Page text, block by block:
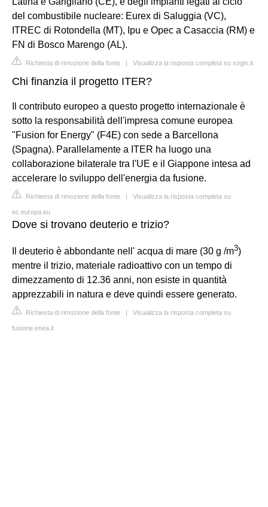
del combustibile nucleare: Eurex di Saluggia (VC),
ITREC di Rotondella (MT), Ipu e Opec a Casaccia (RM) e
FN di Bosco Marengo (AL).
Richiesta di rimozione della fonte | Visualizza la risposta completa su sogin.it
Chi finanzia il progetto ITER?
Il contributo europeo a questo progetto internazionale è
sotto la responsabilità dell'impresa comune europea
"Fusion for Energy" (F4E) con sede a Barcellona
(Spagna). Parallelamente a ITER ha luogo una
collaborazione bilaterale tra l'UE e il Giappone intesa ad
accelerare lo sviluppo dell'energia da fusione.
Richiesta di rimozione della fonte | Visualizza la risposta completa su
ec.europa.eu
Dove si trovano deuterio e trizio?
Il deuterio è abbondante nell' acqua di mare (30 g /m3)
mentre il trizio, materiale radioattivo con un tempo di
dimezzamento di 12.36 anni, non esiste in quantità
apprezzabili in natura e deve quindi essere generato.
Richiesta di rimozione della fonte | Visualizza la risposta completa su
fusione.enea.it